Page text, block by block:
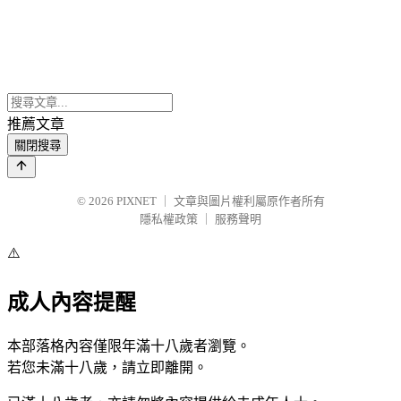
推薦文章
關閉搜尋
© 2026 PIXNET
文章與圖片權利屬原作者所有
隱私權政策
服務聲明
⚠️
成人內容提醒
本部落格內容僅限年滿十八歲者瀏覽。
若您未滿十八歲，請立即離開。